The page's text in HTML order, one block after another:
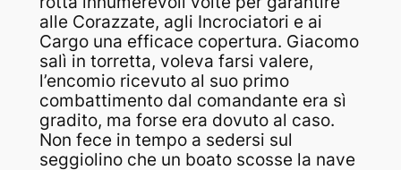
alle Corazzate, agli Incrociatori e ai
Cargo una efficace copertura. Giacomo
salì in torretta, voleva farsi valere,
l’encomio ricevuto al suo primo
combattimento dal comandante era sì
gradito, ma forse era dovuto al caso.
Non fece in tempo a sedersi sul
seggiolino che un boato scosse la nave